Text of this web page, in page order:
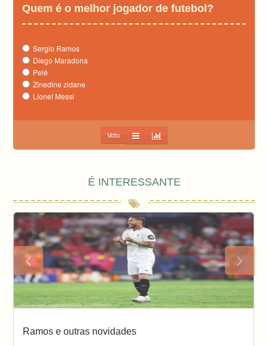
Quem é o melhor jogador de futebol?
Sergio Ramos
Diego Maradona
Pelé
Zinedine zidane
Lionel Messi
Voto
É INTERESSANTE
Ramos e outras novidades